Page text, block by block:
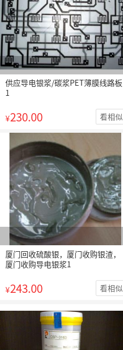
供应导电银浆/碳浆PET薄膜线路板
1
¥230.00 看相似
厦门回收硫酸银，厦门收购银渣，
厦门收购导电银浆1
¥243.00 看相似